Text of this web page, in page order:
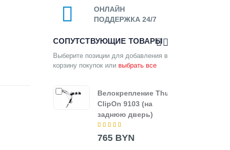
ОНЛАЙН
ПОДДЕРЖКА 24/7
СОПУТСТВУЮЩИЕ ТОВАРЫ
Выберите позиции для добавления в
корзину покупок или выбрать все
Велокрепление Thule
ClipOn 9103 (на
заднюю дверь)
765 BYN